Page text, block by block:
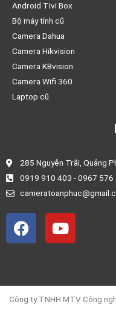
Android Tivi Box
Bộ máy tính cũ
Camera Dahua
Camera Hikvision
Camera KBvision
Camera Wifi 360
Laptop cũ
285 Nguyễn Trãi, Quảng
0919 910 403 - 0967
F
a
o
Y
o
b
Công ty TNHH MTV Công